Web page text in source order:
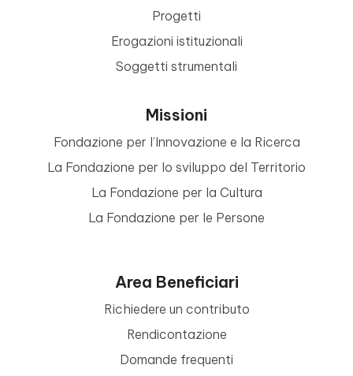
Progetti
Erogazioni istituzionali
Soggetti strumentali
Missioni
Fondazione per l’Innovazione e la Ricerca
La Fondazione per lo sviluppo del Territorio
La Fondazione per la Cultura
La Fondazione per le Persone
Area Beneficiari
Richiedere un contributo
Rendicontazione
Domande frequenti